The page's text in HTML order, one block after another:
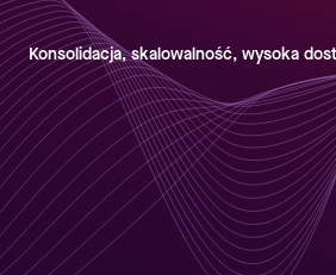
Konsolidacja, skalowalność, wysoka